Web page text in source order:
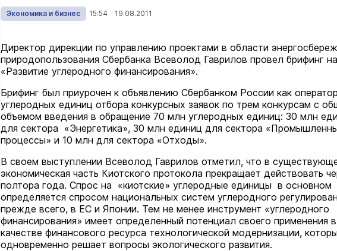
Экономика и бизнес 15:54 19.08.2011
Директор дирекции по управлению проектами в области
природопользования Сбербанка Всеволод Гаврилов провел брифинг
«Развитие углеродного финансирования».
Брифинг был приурочен к объявлению Сбербанком России как
углеродных единиц отбора конкурсных заявок по трем конкурсам с
объемом введения в обращение 70 млн углеродных единиц: 30 млн
для сектора «Энергетика», 30 млн единиц для сектора
процессы» и 10 млн для сектора «Отходы».
В своем выступлении Всеволод Гаврилов отметил, что в
экономическая часть Киотского протокола прекращает действовать
полтора года. Спрос на «киотские» углеродные единицы в основном
определяется спросом национальных систем углеродного
прежде всего, в ЕС и Японии. Тем не менее инструмент «углеродного
финансирования» имеет определенный потенциал своего применения в
качестве финансового ресурса технологической модернизации,
одновременно решает вопросы экологического развития.